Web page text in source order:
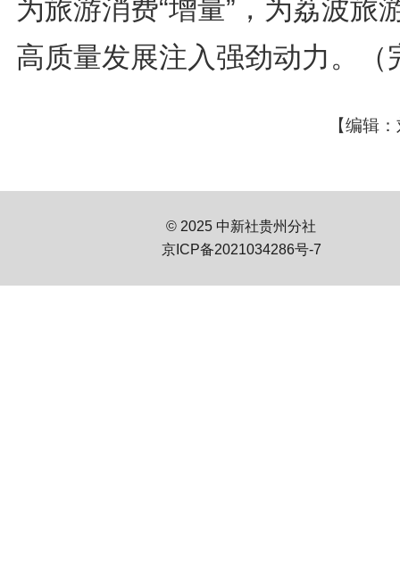
为旅游消费“增量”，为荔波旅
高质量发展注入强劲动力。（
【编辑
© 2025 中新社贵州分社
京ICP备2021034286号-7